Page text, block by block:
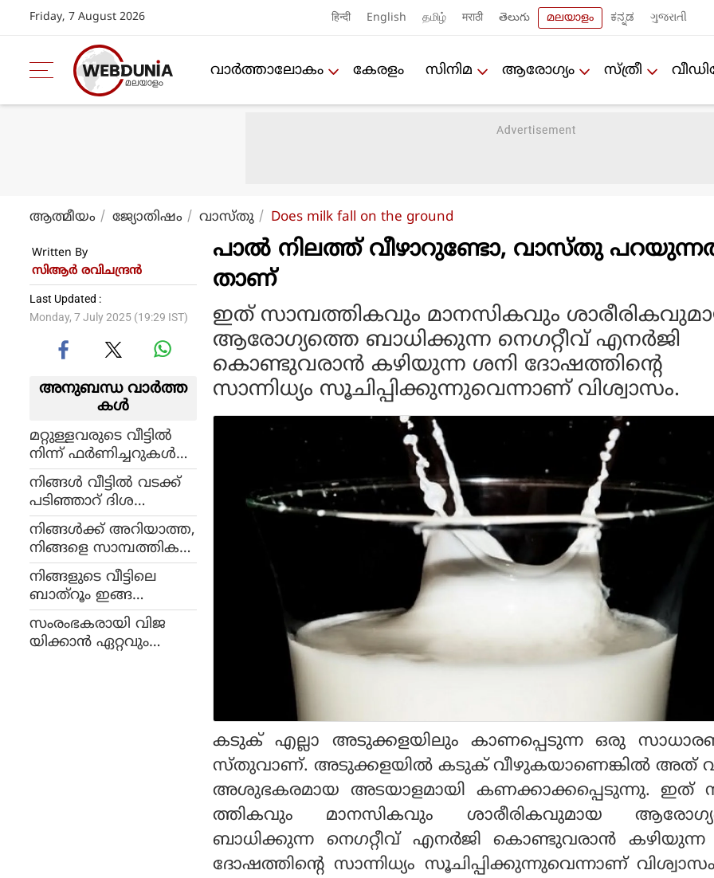
Friday, 7 August 2026 हिन्दी English தமிழ் मराठी తెలుగు മലയാളം ಕನ್ನಡ ગુજરાતી
വാര്‍ത്താലോകം കേരളം സിനിമ ആരോഗ്യം സ്ത്രീ
ആത്മീയം ജ്യോതിഷം വാസ്തു Does milk fall on the ground
Written By
സിആര്‍ രവിചന്ദ്രന്‍
Last Updated :
Monday, 7 July 2025 (19:29 IST)
അനുബന്ധ വാര്‍ത്ത
കള്‍
മറ്റുള്ളവരുടെ വീട്ടില്‍
നിന്ന് ഫര്‍ണിച്ചറുകള്‍
നിങ്ങളുടെ വീട്ടില്‍
കൊണ്ടുവരരുത്!
വാസ്തു പറയുന്നത് ഇ
താണ്
നിങ്ങള്‍ വീട്ടില്‍ വടക്ക്
പടിഞ്ഞാറ് ദിശ
യിലാണോ കാര്‍ പാര്‍ക്ക്
ചെയ്യുന്നത്; ഇക്കാര്യങ്ങ
ള്‍ അറിയണം
നിങ്ങള്‍ക്ക് അറിയാത്ത,
നിങ്ങളെ സാമ്പത്തിക
മായി തകര്‍ക്കുന്ന
വാസ്തു ദോഷങ്ങള്‍
നിങ്ങളുടെ വീട്ടിലെ
ബാത്‌റൂം ഇങ്ങ
നെയാണോ? വാസ്തു പ
റയുന്നത് എന്താണെന്ന്
നോക്കാം
സംരംഭകരായി വിജ
യിക്കാന്‍ ഏറ്റവും
പാല്‍ നിലത്ത് വീഴാറുണ്ടോ, വാസ്തു
താണ്
ഇത് സാമ്പത്തികവും മാനസികവും
ആരോഗ്യത്തെ ബാധിക്കുന്ന നെഗറ്റീവ് എനര്‍ജി
കൊണ്ടുവരാന്‍ കഴിയുന്ന ശനി ദോഷത്തിന്റെ
സാന്നിധ്യം സൂചിപ്പിക്കുന്നുവെന്നാണ് വിശ്വാസം.
കടുക് എല്ലാ അടുക്കളയിലും കാണപ്പെടുന്ന ഒരു
സ്തുവാണ്. അടുക്കളയില്‍ കടുക് വീഴുകയാണെങ്കില്‍ അത്
അശുഭകരമായ അടയാളമായി കണക്കാക്കപ്പെടുന്നു. ഇത്
ത്തികവും മാനസികവും ശാരീരികവുമായ
ബാധിക്കുന്ന നെഗറ്റീവ് എനര്‍ജി കൊണ്ടുവരാന്‍ കഴിയുന്ന
ദോഷത്തിന്റെ സാന്നിധ്യം സൂചിപ്പിക്കുന്നുവെന്നാണ്